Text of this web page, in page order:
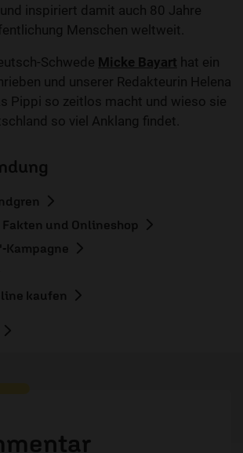
inspiriert damit auch 80 Jahre
Menschen weltweit.
Schwede Micke Bayart hat ein
und unserer Redakteurin Helena
Pippi so zeitlos macht und wieso sie
so viel Anklang findet.
und Onlineshop
Kampagne
kaufen